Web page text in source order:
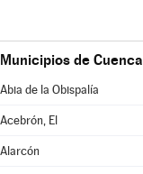
Municipios de Cuenca
Abia de la Obispalía
Acebrón, El
Alarcón